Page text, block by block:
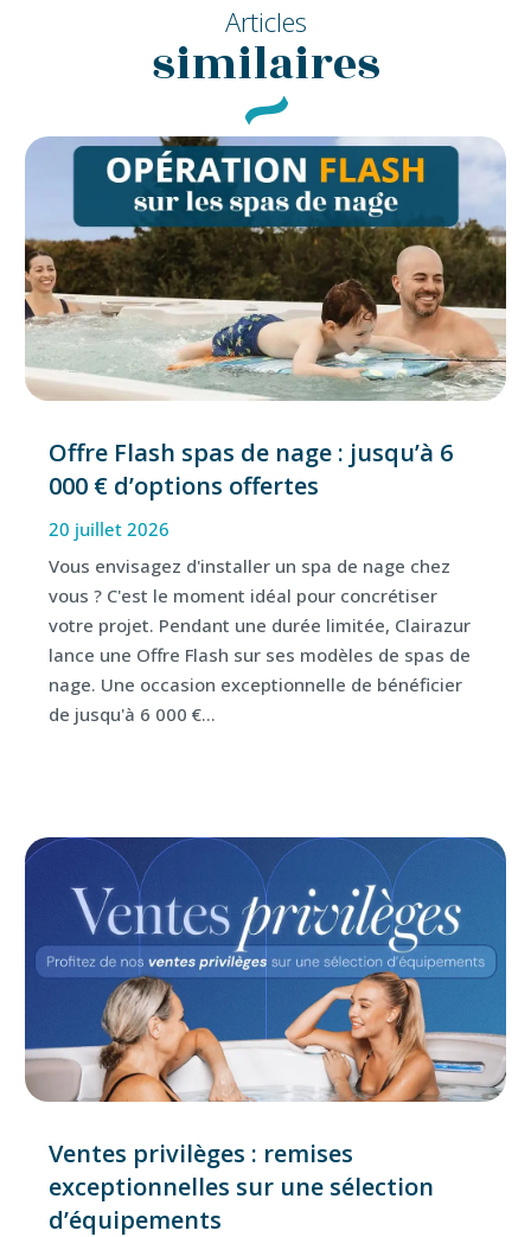
Articles
similaires
Offre Flash spas de nage : jusqu’à 6
000 € d’options offertes
20 juillet 2026
Vous envisagez d'installer un spa de nage chez
vous ? C'est le moment idéal pour concrétiser
votre projet. Pendant une durée limitée, Clairazur
lance une Offre Flash sur ses modèles de spas de
nage. Une occasion exceptionnelle de bénéficier
de jusqu'à 6 000 €...
Ventes privilèges : remises
exceptionnelles sur une sélection
d’équipements